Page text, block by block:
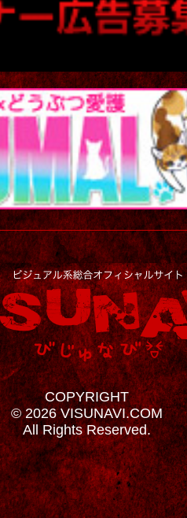
COPYRIGHT
© 2026 VISUNAVI.COM
All Rights Reserved.